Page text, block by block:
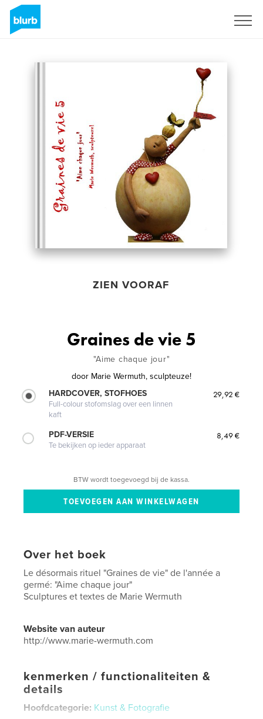
ZIEN VOORAF
Graines de vie 5
"Aime chaque jour"
door Marie Wermuth, sculpteuze!
HARDCOVER, STOFHOES
Full-colour stofomslag over een linnen
kaft
29,92 €
PDF-VERSIE
Te bekijken op ieder apparaat
8,49 €
BTW wordt toegevoegd bij de kassa.
Over het boek
Le désormais rituel "Graines de vie" de l'année a
germé: "Aime chaque jour"
Sculptures et textes de Marie Wermuth
Website van auteur
http://www.marie-wermuth.com
kenmerken / functionaliteiten &
details
Hoofdcategorie: Kunst & Fotografie